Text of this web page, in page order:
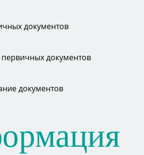
документов
документов
документов